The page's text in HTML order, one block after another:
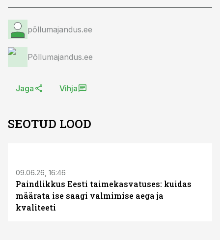
põllumajandus.ee
Põllumajandus.ee
Jaga Vihja
SEOTUD LOOD
09.06.26, 16:46
Paindlikkus Eesti taimekasvatuses: kuidas
määrata ise saagi valmimise aega ja
kvaliteeti